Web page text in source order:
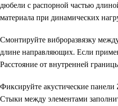
дюбели с распорной частью
материала при динамических
Смонтируйте виброразвязку
длине направляющих. Если
Расстояние от внутренней
Фиксируйте акустические панели
Стыки между элементами